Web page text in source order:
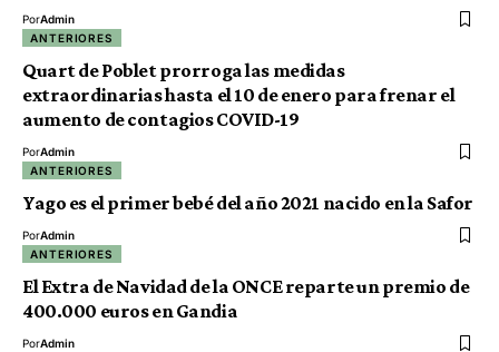
PorAdmin
ANTERIORES
Quart de Poblet prorroga las medidas
extraordinarias hasta el 10 de enero para frenar el
aumento de contagios COVID-19
PorAdmin
ANTERIORES
Yago es el primer bebé del año 2021 nacido en la Safor
PorAdmin
ANTERIORES
El Extra de Navidad de la ONCE reparte un premio de
400.000 euros en Gandia
PorAdmin